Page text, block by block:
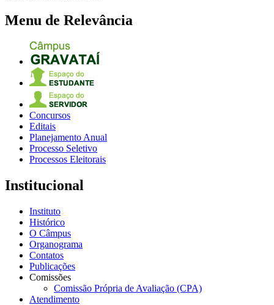
Menu de Relevância
Concursos
Editais
Planejamento Anual
Processo Seletivo
Processos Eleitorais
Institucional
Instituto
Histórico
O Câmpus
Organograma
Contatos
Publicações
Comissões
Comissão Própria de Avaliação (CPA)
Atendimento